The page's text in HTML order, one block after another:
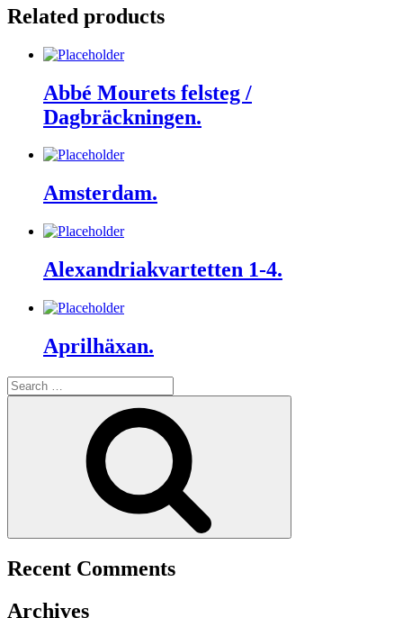
Related products
Abbé Mourets felsteg /
Dagbräckningen.
Amsterdam.
Alexandriakvartetten 1-4.
Aprilhäxan.
Search
for:
Recent Comments
Archives